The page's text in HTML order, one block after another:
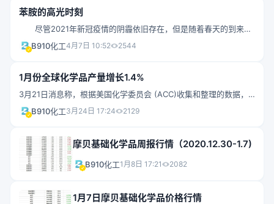
A（9.4%）。
2-3月丁二烯价格大幅冲高。后期随着装置逐步恢复正常，价格开始
回落。长期来看，丁二烯走势仍存不确定性。
苯胺的高光时刻
尽管2021年新冠疫情的阴霾依旧存在，但是随着春天的到来，
消费逐步回暖，在原油反弹的带动下，国内化工市场迎来牛市，与
此同时，苯胺市场也迎来了高光时刻。截止到3月底，苯胺市场价格
利好之外，此次苯胺市场上涨也受到供需面的支撑。新装置放量不
及预期，同时主力装置检修，加上下游MDI扩能，需求面表现旺
盛，苯胺市场节节攀升。季末炒涨情绪降温，大宗商品多触顶回
截止到2020年年末，我
B910化工4月7日 10:52 2544
1月份全球化学品产量增长1.4%
3月21日消息称，根据美国化学委员会 (ACC)收集和整理的数据，1
月份全球化学品产量增长1.4%，增速略低于12月份，延续了6月份
开始的全球复苏势头。1月份，所有地区的化学产品产量都有所增
长。总体全球产量在3个 月移动平均线基础上同比增长9.5%。1月
份，全球产能增长0.1%，同比增长2.0%。随着产量的提高，全球化
工行业产能利用率上升1.1个百分点，达到87.5%。这远高于去年1 月
的水平，也高于86.3%的长期平均值(1987-2019年)。在化学工业
部门，1月份的结果是积极的，在所有部门
B910化工3月24日 17:24 2129
摩贝基础化学品周报行情（2020.12.30-1.7)
B910化工1月8日 17:21 2082
1月7日摩贝基础化学品价格行情